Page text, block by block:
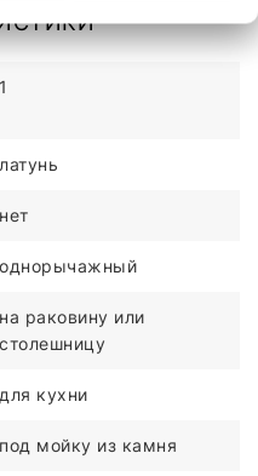
1
латунь
нет
однорычажный
на раковину или
столешницу
для кухни
под мойку из камня